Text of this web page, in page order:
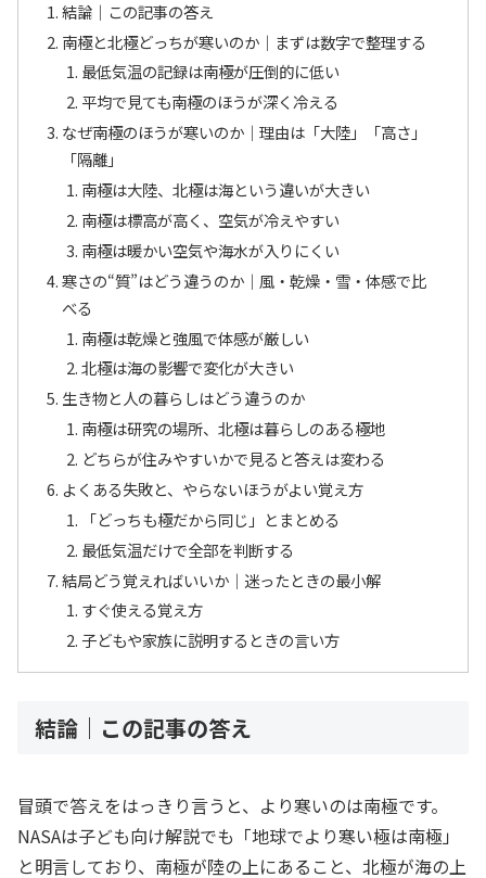
結論｜この記事の答え
南極と北極どっちが寒いのか｜まずは数字で整理する
最低気温の記録は南極が圧倒的に低い
平均で見ても南極のほうが深く冷える
なぜ南極のほうが寒いのか｜理由は「大陸」「高さ」
「隔離」
南極は大陸、北極は海という違いが大きい
南極は標高が高く、空気が冷えやすい
南極は暖かい空気や海水が入りにくい
寒さの“質”はどう違うのか｜風・乾燥・雪・体感で比
べる
南極は乾燥と強風で体感が厳しい
北極は海の影響で変化が大きい
生き物と人の暮らしはどう違うのか
南極は研究の場所、北極は暮らしのある極地
どちらが住みやすいかで見ると答えは変わる
よくある失敗と、やらないほうがよい覚え方
「どっちも極だから同じ」とまとめる
最低気温だけで全部を判断する
結局どう覚えればいいか｜迷ったときの最小解
すぐ使える覚え方
子どもや家族に説明するときの言い方
結論｜この記事の答え
冒頭で答えをはっきり言うと、より寒いのは南極です。
NASAは子ども向け解説でも「地球でより寒い極は南極」
と明言しており、南極が陸の上にあること、北極が海の上